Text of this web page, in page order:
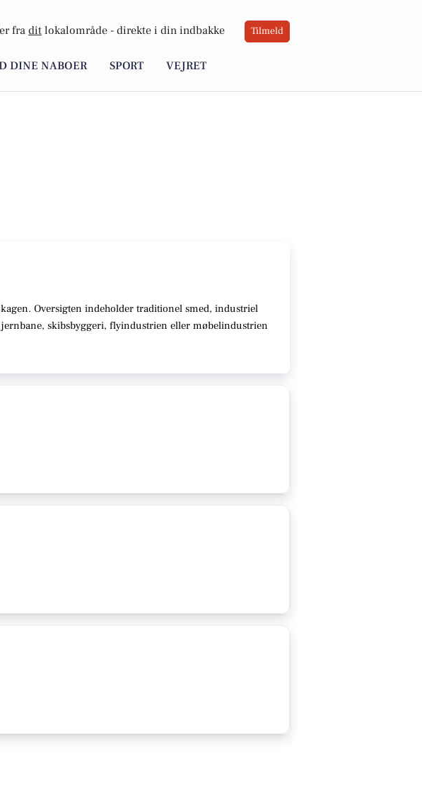
fra dit lokalområde - direkte i din indbakke Tilmeld
DINE NABOER SPORT VEJRET
Oversigten indeholder traditionel smed, industriel
skibsbyggeri, flyindustrien eller møbelindustrien